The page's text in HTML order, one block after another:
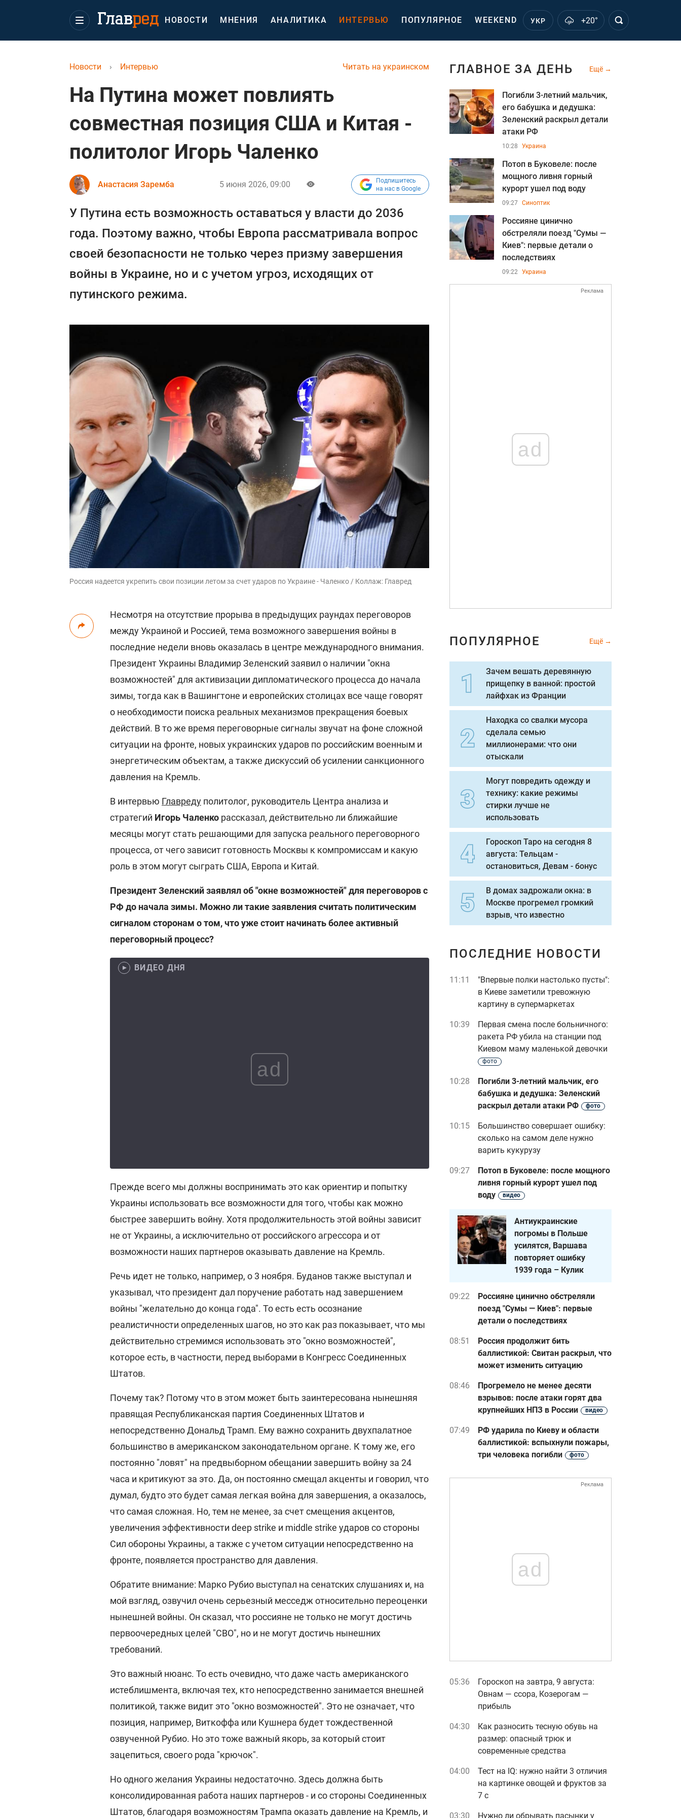
НОВОСТИ МНЕНИЯ АНАЛИТИКА ИНТЕРВЬЮ ПОПУЛЯРНОЕ WEEKEND УКР +20°
Читать на украинском
Новости › Интервью
На Путина может повлиять
совместная позиция США и Китая -
политолог Игорь Чаленко
Анастасия Заремба 5 июня 2026, 09:00
Подпишитесь
на нас в Google
У Путина есть возможность оставаться у власти до 2036
года. Поэтому важно, чтобы Европа рассматривала вопрос
своей безопасности не только через призму завершения
войны в Украине, но и с учетом угроз, исходящих от
путинского режима.
Россия надеется укрепить свои позиции летом за счет ударов по Украине - Чаленко / Коллаж: Главред
Несмотря на отсутствие прорыва в предыдущих раундах переговоров
между Украиной и Россией, тема возможного завершения войны в
последние недели вновь оказалась в центре международного внимания.
Президент Украины Владимир Зеленский заявил о наличии "окна
возможностей" для активизации дипломатического процесса до начала
зимы, тогда как в Вашингтоне и европейских столицах все чаще говорят
о необходимости поиска реальных механизмов прекращения боевых
действий. В то же время переговорные сигналы звучат на фоне сложной
ситуации на фронте, новых украинских ударов по российским военным и
энергетическим объектам, а также дискуссий об усилении санкционного
давления на Кремль.
В интервью Главреду политолог, руководитель Центра анализа и
стратегий Игорь Чаленко рассказал, действительно ли ближайшие
месяцы могут стать решающими для запуска реального переговорного
процесса, от чего зависит готовность Москвы к компромиссам и какую
роль в этом могут сыграть США, Европа и Китай.
Президент Зеленский заявлял об "окне возможностей" для переговоров с
РФ до начала зимы. Можно ли такие заявления считать политическим
сигналом сторонам о том, что уже стоит начинать более активный
переговорный процесс?
ВИДЕО ДНЯ
ad
Прежде всего мы должны воспринимать это как ориентир и попытку
Украины использовать все возможности для того, чтобы как можно
быстрее завершить войну. Хотя продолжительность этой войны зависит
не от Украины, а исключительно от российского агрессора и от
возможности наших партнеров оказывать давление на Кремль.
Речь идет не только, например, о 3 ноября. Буданов также выступал и
указывал, что президент дал поручение работать над завершением
войны "желательно до конца года". То есть есть осознание
реалистичности определенных шагов, но это как раз показывает, что мы
действительно стремимся использовать это "окно возможностей",
которое есть, в частности, перед выборами в Конгресс Соединенных
Штатов.
Почему так? Потому что в этом может быть заинтересована нынешняя
правящая Республиканская партия Соединенных Штатов и
непосредственно Дональд Трамп. Ему важно сохранить двухпалатное
большинство в американском законодательном органе. К тому же, его
постоянно "ловят" на предвыборном обещании завершить войну за 24
часа и критикуют за это. Да, он постоянно смещал акценты и говорил, что
думал, будто это будет самая легкая война для завершения, а оказалось,
что самая сложная. Но, тем не менее, за счет смещения акцентов,
увеличения эффективности deep strike и middle strike ударов со стороны
Сил обороны Украины, а также с учетом ситуации непосредственно на
фронте, появляется пространство для давления.
Обратите внимание: Марко Рубио выступал на сенатских слушаниях и, на
мой взгляд, озвучил очень серьезный месседж относительно переоценки
нынешней войны. Он сказал, что россияне не только не могут достичь
первоочередных целей "СВО", но и не могут достичь нынешних
требований.
Это важный нюанс. То есть очевидно, что даже часть американского
истеблишмента, включая тех, кто непосредственно занимается внешней
политикой, также видит это "окно возможностей". Это не означает, что
позиция, например, Виткоффа или Кушнера будет тождественной
озвученной Рубио. Но это тоже важный якорь, за который стоит
зацепиться, своего рода "крючок".
Но одного желания Украины недостаточно. Здесь должна быть
консолидированная работа наших партнеров - и со стороны Соединенных
Штатов, благодаря возможностям Трампа оказать давление на Кремль, и
ГЛАВНОЕ ЗА ДЕНЬ Ещё
Погибли 3-летний мальчик,
его бабушка и дедушка:
Зеленский раскрыл детали
атаки РФ
10:28 Украина
Потоп в Буковеле: после
мощного ливня горный
курорт ушел под воду
09:27 Синоптик
Россияне цинично
обстреляли поезд "Сумы —
Киев": первые детали о
последствиях
09:22 Украина
Реклама
ad
ПОПУЛЯРНОЕ Ещё
Зачем вешать деревянную
прищепку в ванной: простой
лайфхак из Франции
Находка со свалки мусора
сделала семью
миллионерами: что они
отыскали
Могут повредить одежду и
технику: какие режимы
стирки лучше не
использовать
Гороскоп Таро на сегодня 8
августа: Тельцам -
остановиться, Девам - бонус
В домах задрожали окна: в
Москве прогремел громкий
взрыв, что известно
ПОСЛЕДНИЕ НОВОСТИ
11:11
"Впервые полки настолько пусты":
в Киеве заметили тревожную
картину в супермаркетах
10:39
Первая смена после больничного:
ракета РФ убила на станции под
Киевом маму маленькой девочки
фото
10:28
Погибли 3-летний мальчик, его
бабушка и дедушка: Зеленский
раскрыл детали атаки РФ
фото
10:15
Большинство совершает ошибку:
сколько на самом деле нужно
варить кукурузу
09:27
Потоп в Буковеле: после мощного
ливня горный курорт ушел под
воду
видео
Антиукраинские
погромы в Польше
усилятся, Варшава
повторяет ошибку
1939 года – Кулик
09:22
Россияне цинично обстреляли
поезд "Сумы — Киев": первые
детали о последствиях
08:51
Россия продолжит бить
баллистикой: Свитан раскрыл, что
может изменить ситуацию
08:46
Прогремело не менее десяти
взрывов: после атаки горят два
крупнейших НПЗ в России
видео
07:49
РФ ударила по Киеву и области
баллистикой: вспыхнули пожары,
три человека погибли
фото
Реклама
ad
05:36
Гороскоп на завтра, 9 августа:
Овнам — ссора, Козерогам —
прибыль
04:30
Как разносить тесную обувь на
размер: опасный трюк и
современные средства
04:00
Тест на IQ: нужно найти 3 отличия
на картинке овощей и фруктов за
7 с
03:30 Нужно ли обрывать пасынки у